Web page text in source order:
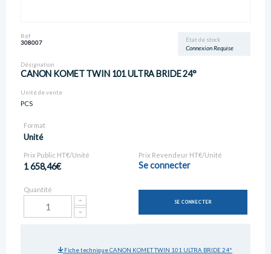
Etat de stock
Connexion Requise
Réf
308007
Désignation
CANON KOMET TWIN 101 ULTRA BRIDE 24°
Unité de vente
PCS
Format
Unité
Prix Public HT€/Unité
1 658,46€
Prix Revendeur HT€/Unité
Se connecter
Quantité
SE CONNECTER
Fiche technique CANON KOMET TWIN 101 ULTRA BRIDE 24°